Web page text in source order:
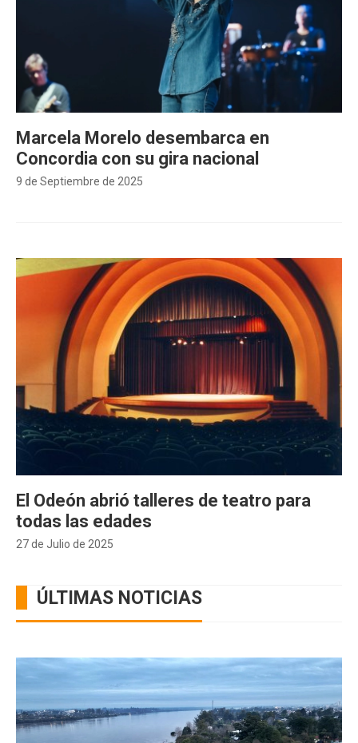
9 de Septiembre de 2025
Marcela Morelo desembarca en
Concordia con su gira nacional
27 de Julio de 2025
El Odeón abrió talleres de teatro para
todas las edades
ÚLTIMAS NOTICIAS